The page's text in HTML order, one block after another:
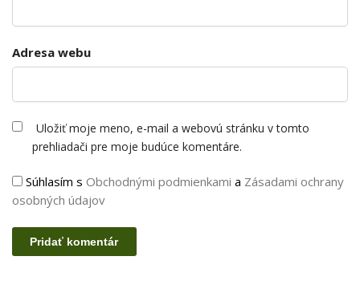
Adresa webu
Uložiť moje meno, e-mail a webovú stránku v tomto
prehliadači pre moje budúce komentáre.
Súhlasím s Obchodnými podmienkami a Zásadami ochrany
osobných údajov